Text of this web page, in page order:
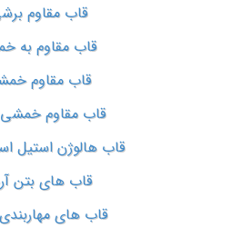
قاب مقاوم
قاب مقاوم به
قاب مقاوم
قاب مقاوم خمشی
قاب هالوژن استیل
قاب های بتن
قاب های